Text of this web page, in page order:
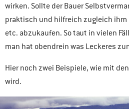
wirken. Sollte der Bauer
praktisch und hilfreich zugleich ihm
etc. abzukaufen. So taut in vielen
man hat obendrein was Leckeres
Hier noch zwei Beispiele, wie mit
wird.